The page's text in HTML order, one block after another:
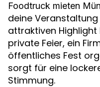
Foodtruck mieten
deine
attraktiven Highlight
private Feier, ein
öffentliches Fest
sorgt für eine
Stimmung.